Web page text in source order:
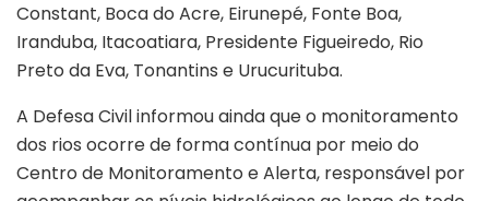
Constant, Boca do Acre, Eirunepé, Fonte Boa,
Iranduba, Itacoatiara, Presidente Figueiredo, Rio
Preto da Eva, Tonantins e Urucurituba.
A Defesa Civil informou ainda que o monitoramento
dos rios ocorre de forma contínua por meio do
Centro de Monitoramento e Alerta, responsável por